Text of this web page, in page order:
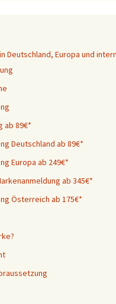
Deutschland, Europa und
ab 89€*
Deutschland ab 89€*
Europa ab 249€*
ab 345€*
Österreich ab 175€*